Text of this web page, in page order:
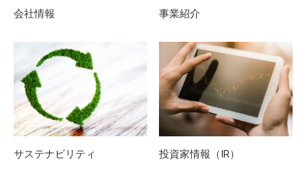
会社情報 事業紹介
サステナビリティ 投資家情報（IR）